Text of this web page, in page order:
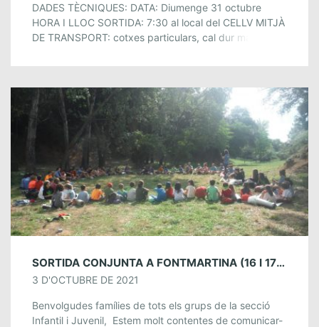
DADES TÈCNIQUES: DATA: Diumenge 31 octubre
HORA I LLOC SORTIDA: 7:30 al local del CELLV MITJÀ
DE TRANSPORT: cotxes particulars, cal dur mascareta
SORTIDA CONJUNTA A FONTMARTINA (16 I 17 D’OCTUBRE)
3 D'OCTUBRE DE 2021
Benvolgudes famílies de tots els grups de la secció
Infantil i Juvenil, Estem molt contentes de comunicar-